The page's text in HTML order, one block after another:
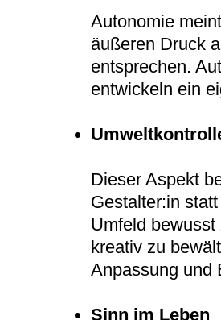
Autonomie
äußeren Druck
entsprechen.
entwickeln ein
Dieser Aspekt
Gestalter:in
Umfeld
kreativ zu
Anpassung und
Sinn im Leben